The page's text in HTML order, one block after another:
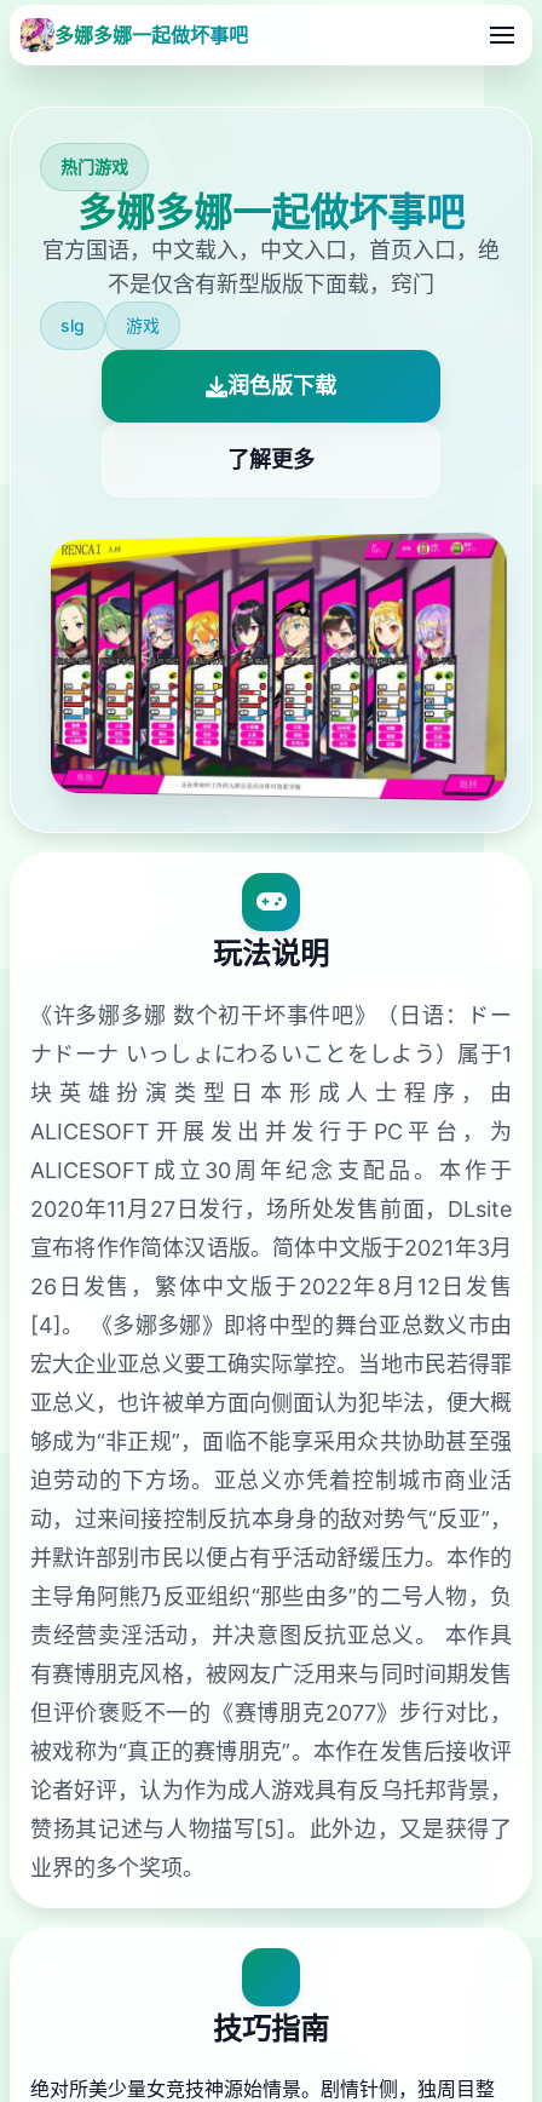
多娜多娜一起做坏事吧
热门游戏
多娜多娜一起做坏事吧
官方国语，中文载入，中文入口，首页入口，绝
不是仅含有新型版版下面载，窍门
slg 游戏
润色版下载
了解更多
玩法说明
《许多娜多娜 数个初干坏事件吧》（日语：ドー
ナドーナ いっしょにわるいことをしよう）属于1
块英雄扮演类型日本形成人士程序，由
ALICESOFT开展发出并发行于PC平台，为
ALICESOFT成立30周年纪念支配品。本作于
2020年11月27日发行，场所处发售前面，DLsite
宣布将作作简体汉语版。简体中文版于2021年3月
26日发售，繁体中文版于2022年8月12日发售
[4]。 《多娜多娜》即将中型的舞台亚总数义市由
宏大企业亚总义要工确实际掌控。当地市民若得罪
亚总义，也许被单方面向侧面认为犯毕法，便大概
够成为“非正规”，面临不能享采用众共协助甚至强
迫劳动的下方场。亚总义亦凭着控制城市商业活
动，过来间接控制反抗本身身的敌对势气“反亚”，
并默许部别市民以便占有乎活动舒缓压力。本作的
主导角阿熊乃反亚组织“那些由多”的二号人物，负
责经营卖淫活动，并决意图反抗亚总义。 本作具
有赛博朋克风格，被网友广泛用来与同时间期发售
但评价褒贬不一的《赛博朋克2077》步行对比，
被戏称为“真正的赛博朋克”。本作在发售后接收评
论者好评，认为作为成人游戏具有反乌托邦背景，
赞扬其记述与人物描写[5]。此外边，又是获得了
业界的多个奖项。
技巧指南
绝对所美少量女竞技神源始情景。剧情针侧，独周目整